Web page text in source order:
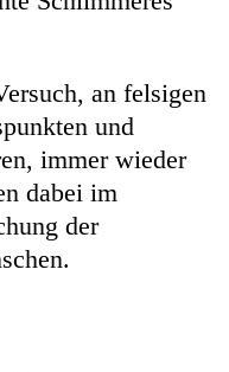
an felsigen
und
immer wieder
dabei im
der